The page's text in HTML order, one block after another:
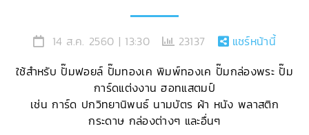
14 ส.ค. 2560 | 13:30 23137
แชร์หน้านี้
ใช้สำหรับ ปั๊มฟอยล์ ปั๊มทองเค พิมพ์ทองเค ปั๊มกล่องพระ ปั๊ม
การ์ดแต่งงาน ฮอทแสตมป์
เช่น การ์ด ปกวิทยานิพนธ์ นามบัตร ผ้า หนัง พลาสติก
กระดาษ กล่องต่างๆ และอื่นๆ